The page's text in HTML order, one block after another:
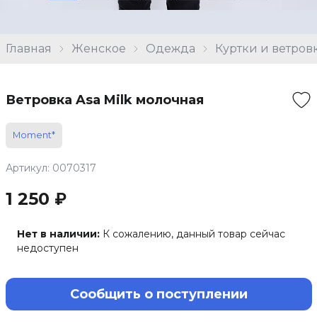
Главная Женское Одежда Куртки и
Ветровка Asa Milk молочная
Moment*
Артикул: 0070317
1 250 ₽
Нет в наличии: К сожалению, данный товар сейчас
недоступен
Сообщить о поступлении